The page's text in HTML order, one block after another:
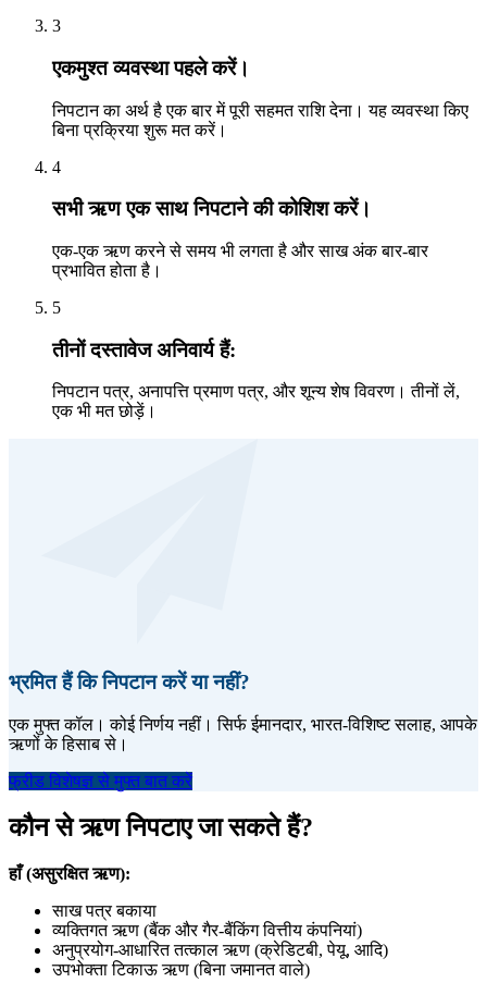
3
एकमुश्त व्यवस्था पहले करें।
निपटान का अर्थ है एक बार में पूरी सहमत राशि देना। यह व्यवस्था किए
बिना प्रक्रिया शुरू मत करें।
4
सभी ऋण एक साथ निपटाने की कोशिश करें।
एक-एक ऋण करने से समय भी लगता है और साख अंक बार-बार
प्रभावित होता है।
5
तीनों दस्तावेज अनिवार्य हैं:
निपटान पत्र, अनापत्ति प्रमाण पत्र, और शून्य शेष विवरण। तीनों लें,
एक भी मत छोड़ें।
भ्रमित हैं कि निपटान करें या नहीं?
एक मुफ्त कॉल। कोई निर्णय नहीं। सिर्फ ईमानदार, भारत-विशिष्ट सलाह, आपके
ऋणों के हिसाब से।
फ्रीड विशेषज्ञ से मुफ्त बात करें
कौन से ऋण निपटाए जा सकते हैं?
हाँ (असुरक्षित ऋण):
साख पत्र बकाया
व्यक्तिगत ऋण (बैंक और गैर-बैंकिंग वित्तीय कंपनियां)
अनुप्रयोग-आधारित तत्काल ऋण (क्रेडिटबी, पेयू, आदि)
उपभोक्ता टिकाऊ ऋण (बिना जमानत वाले)